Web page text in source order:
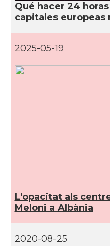
Qué hacer 24
capitales europeas
2025-05-19
L'opacitat als
Meloni a Albània
2020-08-25